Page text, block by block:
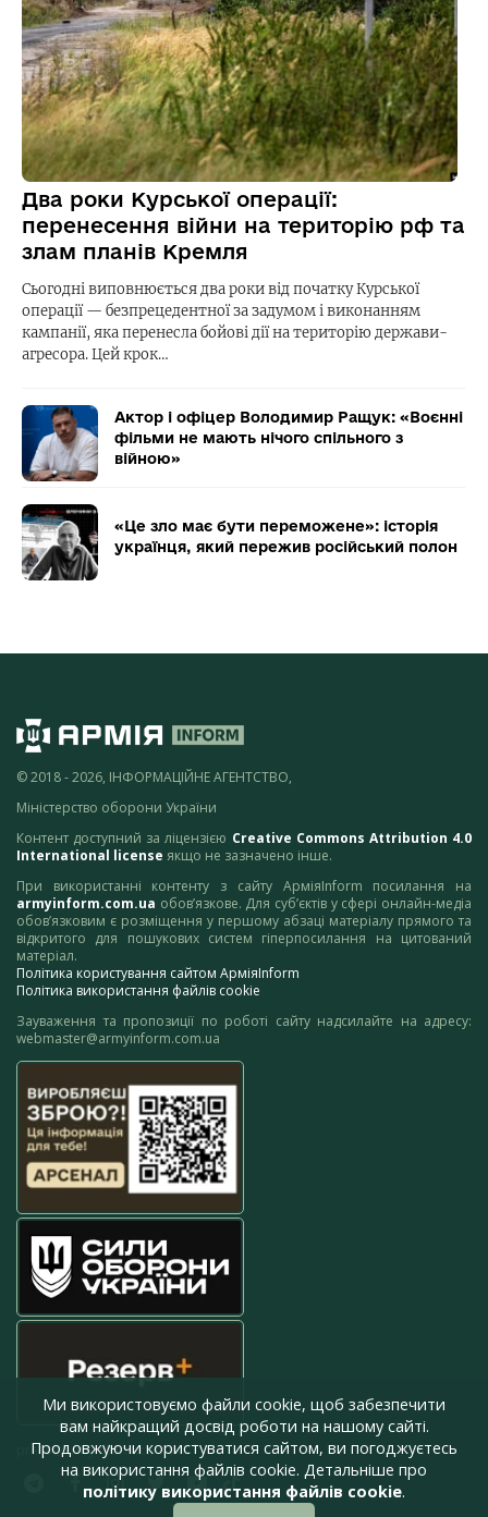
Два роки Курської операції:
перенесення війни на територію рф та
злам планів Кремля
Сьогодні виповнюється два роки від початку Курської
операції — безпрецедентної за задумом і виконанням
кампанії, яка перенесла бойові дії на територію держави-
агресора. Цей крок…
Актор і офіцер Володимир Ращук: «Воєнні
фільми не мають нічого спільного з
війною»
«Це зло має бути переможене»: історія
українця, який пережив російський полон
© 2018 - 2026, ІНФОРМАЦІЙНЕ АГЕНТСТВО,
Міністерство оборони України
Контент доступний за ліцензією Creative Commons Attribution 4.0
International license якщо не зазначено інше.
При використанні контенту з сайту АрміяInform посилання на
armyinform.com.ua обов’язкове. Для суб’єктів у сфері онлайн-медіа
обов’язковим є розміщення у першому абзаці матеріалу прямого та
відкритого для пошукових систем гіперпосилання на цитований
матеріал.
Політика користування сайтом АрміяInform
Політика використання файлів cookie
Зауваження та пропозиції по роботі сайту надсилайте на адресу:
webmaster@armyinform.com.ua
press@armyinform.com.ua
Ми використовуємо файли cookie, щоб забезпечити
вам найкращий досвід роботи на нашому сайті.
Продовжуючи користуватися сайтом, ви погоджуєтесь
на використання файлів cookie. Детальніше про
політику використання файлів cookie.